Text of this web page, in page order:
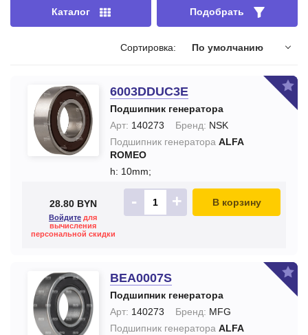
info@modnikov.com
Каталог Подобрать
Сортировка: По умолчанию
6003DDUC3E
Подшипник генератора
Арт: 140273 Бренд: NSK
Подшипник генератора ALFA
ROMEO
h: 10mm;
28.80 BYN
Войдите для
вычисления
персональной скидки
- + В корзину
BEA0007S
Подшипник генератора
Арт: 140273 Бренд: MFG
Подшипник генератора ALFA